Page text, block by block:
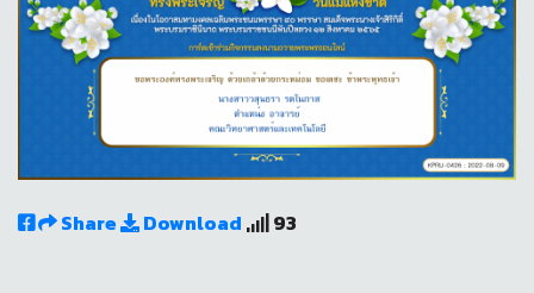
Share Download 93